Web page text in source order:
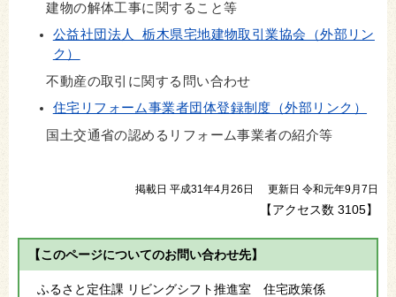
建物の解体工事に関すること等
公益社団法人 栃木県宅地建物取引業協会（外部リン
ク）
不動産の取引に関する問い合わせ
住宅リフォーム事業者団体登録制度（外部リンク）
国土交通省の認めるリフォーム事業者の紹介等
掲載日 平成31年4月26日 更新日 令和元年9月7日
【アクセス数 3105】
【このページについてのお問い合わせ先】
ふるさと定住課 リビングシフト推進室 住宅政策係